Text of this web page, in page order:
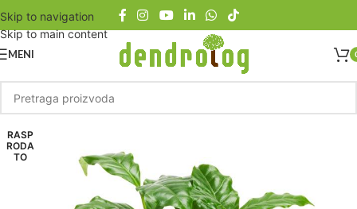
Skip to navigation
Skip to main content
MENI
RASP
RODA
TO